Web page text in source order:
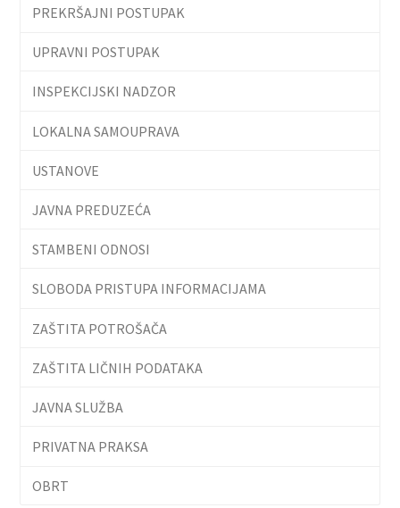
PREKRŠAJNI POSTUPAK
UPRAVNI POSTUPAK
INSPEKCIJSKI NADZOR
LOKALNA SAMOUPRAVA
USTANOVE
JAVNA PREDUZEĆA
STAMBENI ODNOSI
SLOBODA PRISTUPA INFORMACIJAMA
ZAŠTITA POTROŠAČA
ZAŠTITA LIČNIH PODATAKA
JAVNA SLUŽBA
PRIVATNA PRAKSA
OBRT